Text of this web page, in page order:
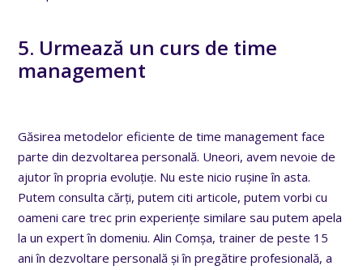
5. Urmează un curs de time
management
Găsirea metodelor eficiente de time management face
parte din dezvoltarea personală. Uneori, avem nevoie de
ajutor în propria evoluție. Nu este nicio rușine în asta.
Putem consulta cărți, putem citi articole, putem vorbi cu
oameni care trec prin experiențe similare sau putem apela
la un expert în domeniu. Alin Comșa, trainer de peste 15
ani în dezvoltare personală și în pregătire profesională, a